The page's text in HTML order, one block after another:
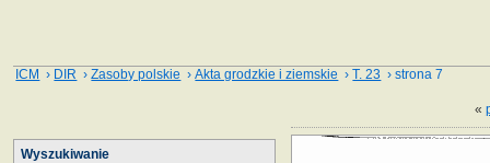
ICM › DIR ›Zasoby polskie ›Akta grodzkie i ziemskie ›T. 23 › strona 7
«
Wyszukiwanie